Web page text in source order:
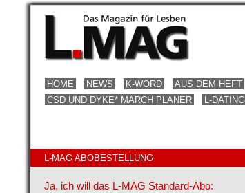
HOME NEWS K-WORD AUS DEM HEFT
CSD UND DYKE* MARCH PLANER
L-DATING
L-MAG ABOBESTELLUNG
Ja, ich will das L-MAG Standard-Abo: